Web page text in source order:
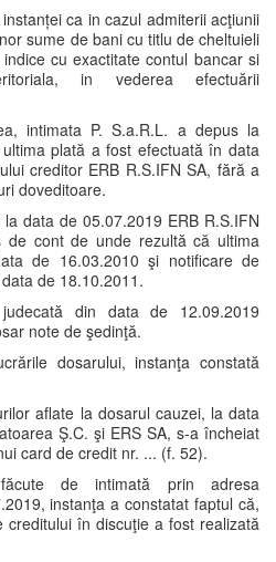
ca in cazul admiterii acţiunii
sume de bani cu titlu de cheltuieli
cu exactitate contul bancar si
in vederea efectuării
intimata P. S.a.R.L. a depus la
plată a fost efectuată în data
creditor ERB R.S.IFN SA, fără a
doveditoare.
data de 05.07.2019 ERB R.S.IFN
cont de unde rezultă că ultima
de 16.03.2010 şi notificare de
de 18.10.2011.
din data de 12.09.2019
note de şedinţă.
dosarului, instanţa constată
aflate la dosarul cauzei, la data
Ş.C. şi ERS SA, s-a încheiat
card de credit nr. ... (f. 52).
de intimată prin adresa
instanţa a constatat faptul că,
creditului în discuţie a fost realizată